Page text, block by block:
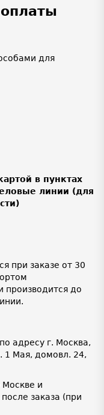
для
в пунктах
линии (для
при заказе от 30
производится до
адресу г. Москва,
1 Мая, домовл. 24,
Москве и
заказа (при